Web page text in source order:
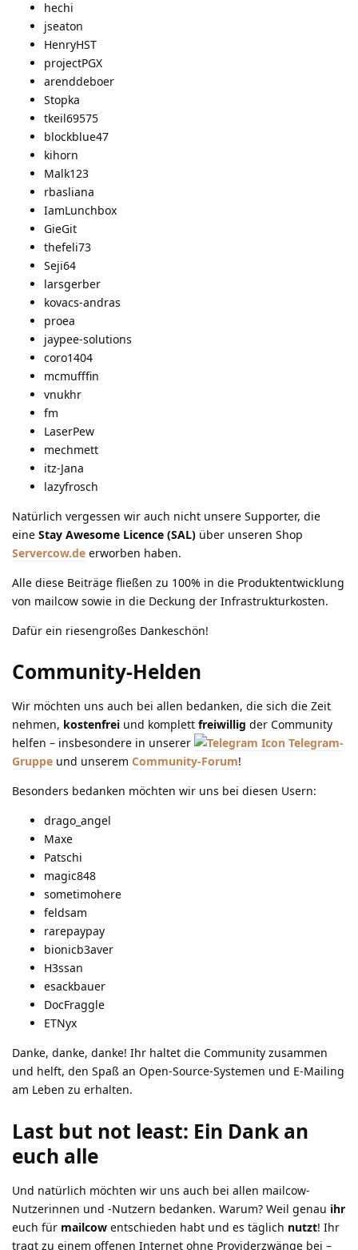
hechi
jseaton
HenryHST
projectPGX
arenddeboer
Stopka
tkeil69575
blockblue47
kihorn
Malk123
rbasliana
IamLunchbox
GieGit
thefeli73
Seji64
larsgerber
kovacs-andras
proea
jaypee-solutions
coro1404
mcmufffin
vnukhr
fm
LaserPew
mechmett
itz-Jana
lazyfrosch
Natürlich vergessen wir auch nicht unsere Supporter, die
eine Stay Awesome Licence (SAL) über unseren Shop
Servercow.de erworben haben.
Alle diese Beiträge fließen zu 100% in die Produktentwicklung
von mailcow sowie in die Deckung der Infrastrukturkosten.
Dafür ein riesengroßes Dankeschön!
Community-Helden
Wir möchten uns auch bei allen bedanken, die sich die Zeit
nehmen, kostenfrei und komplett freiwillig der Community
helfen – insbesondere in unserer
Telegram-
Gruppe und unserem Community-Forum!
Besonders bedanken möchten wir uns bei diesen Usern:
drago_angel
Maxe
Patschi
magic848
sometimohere
feldsam
rarepaypay
bionicb3aver
H3ssan
esackbauer
DocFraggle
ETNyx
Danke, danke, danke! Ihr haltet die Community zusammen
und helft, den Spaß an Open-Source-Systemen und E-Mailing
am Leben zu erhalten.
Last but not least: Ein Dank an
euch alle
Und natürlich möchten wir uns auch bei allen mailcow-
Nutzerinnen und -Nutzern bedanken. Warum? Weil genau ihr
euch für mailcow entschieden habt und es täglich nutzt! Ihr
tragt zu einem offenen Internet ohne Providerzwänge bei –